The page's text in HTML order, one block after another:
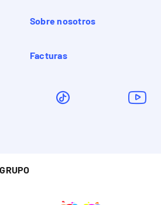
Sobre nosotros
Facturas